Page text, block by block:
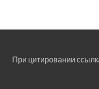
При цитировании